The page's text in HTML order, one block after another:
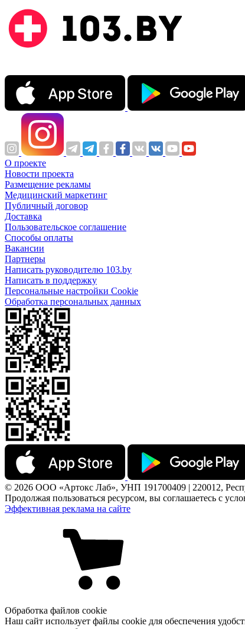
О проекте
Новости проекта
Размещение рекламы
Медицинский маркетинг
Публичный договор
Доставка
Пользовательское соглашение
Способы оплаты
Вакансии
Партнеры
Написать руководителю 103.by
Написать в поддержку
Персональные настройки Cookie
Обработка персональных данных
© 2026 ООО «Артокс Лаб», УНП 191700409 | 220012,
Продолжая пользоваться ресурсом, вы соглашаетесь с
Эффективная реклама на сайте
Обработка файлов cookie
Наш сайт использует файлы cookie для обеспечения